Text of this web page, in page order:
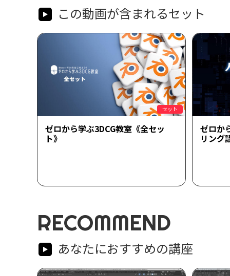
この動画が含まれるセット
セット
ゼロから学ぶ3DCG教室《全セッ
ト》
ゼロか
リング
RECOMMEND
あなたにおすすめの講座